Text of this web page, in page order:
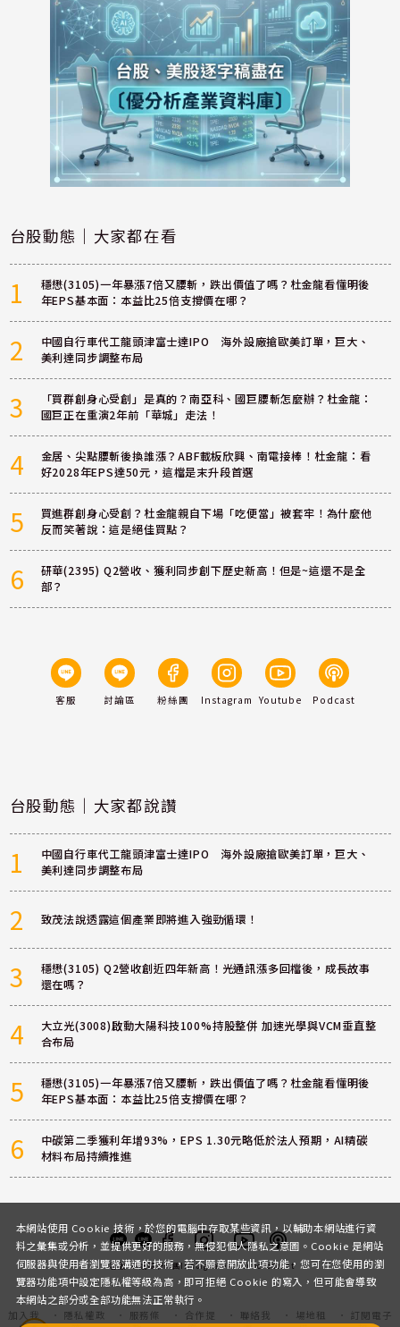
台股動態｜大家都在看
1
穩懋(3105)一年暴漲7倍又腰斬，跌出價值了嗎？杜金龍看懂明後
年EPS基本面：本益比25倍支撐價在哪？
2
中國自行車代工龍頭津富士達IPO 海外設廠搶歐美訂單，巨大、
美利達同步調整布局
3
「買群創身心受創」是真的？南亞科、國巨腰斬怎麼辦？杜金龍：
國巨正在重演2年前「華城」走法！
4
金居、尖點腰斬後換誰漲？ABF載板欣興、南電接棒！杜金龍：看
好2028年EPS達50元，這檔是末升段首選
5
買進群創身心受創？杜金龍親自下場「吃便當」被套牢！為什麼他
反而笑著說：這是絕佳買點？
6
研華(2395) Q2營收、獲利同步創下歷史新高！但是~這還不是全
部？
客服 討論區 粉絲團 Instagram Youtube Podcast
台股動態｜大家都說讚
1
中國自行車代工龍頭津富士達IPO 海外設廠搶歐美訂單，巨大、
美利達同步調整布局
2 致茂法說透露這個產業即將進入強勁循環！
3
穩懋(3105) Q2營收創近四年新高！光通訊漲多回檔後，成長故事
還在嗎？
4
大立光(3008)啟動大陽科技100%持股整併 加速光學與VCM垂直整
合布局
5
穩懋(3105)一年暴漲7倍又腰斬，跌出價值了嗎？杜金龍看懂明後
年EPS基本面：本益比25倍支撐價在哪？
6
中碳第二季獲利年增93%，EPS 1.30元略低於法人預期，AI精碳
材料布局持續推進
客服 討論區粉絲團InstagramYoutubePodcast
加入我
隱私權政
服務條
合作提
聯絡我
場地租
訂閱電子
本網站使用 Cookie 技術，於您的電腦中存取某些資訊，以輔助本網站進行資
料之彙集或分析，並提供更好的服務，無侵犯個人隱私之意圖。Cookie 是網站
伺服器與使用者瀏覽器溝通的技術，若不願意開放此項功能，您可在您使用的瀏
覽器功能項中設定隱私權等級為高，即可拒絕 Cookie 的寫入，但可能會導致
本網站之部分或全部功能無法正常執行。